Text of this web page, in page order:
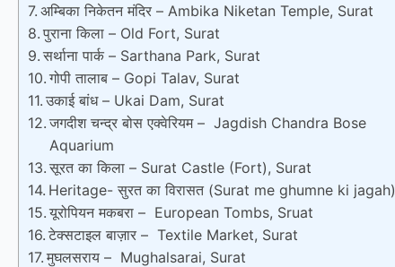
अम्बिका निकेतन मंदिर – Ambika Niketan Temple, Surat
पुराना किला – Old Fort, Surat
सर्थाना पार्क – Sarthana Park, Surat
गोपी तालाब – Gopi Talav, Surat
उकाई बांध – Ukai Dam, Surat
जगदीश चन्द्र बोस एक्वेरियम – Jagdish Chandra Bose
Aquarium
सूरत का किला – Surat Castle (Fort), Surat
Heritage- सुरत का विरासत (Surat me ghumne ki jagah)
यूरोपियन मकबरा – European Tombs, Sruat
टेक्सटाइल बाज़ार – Textile Market, Surat
मुघलसराय – Mughalsarai, Surat